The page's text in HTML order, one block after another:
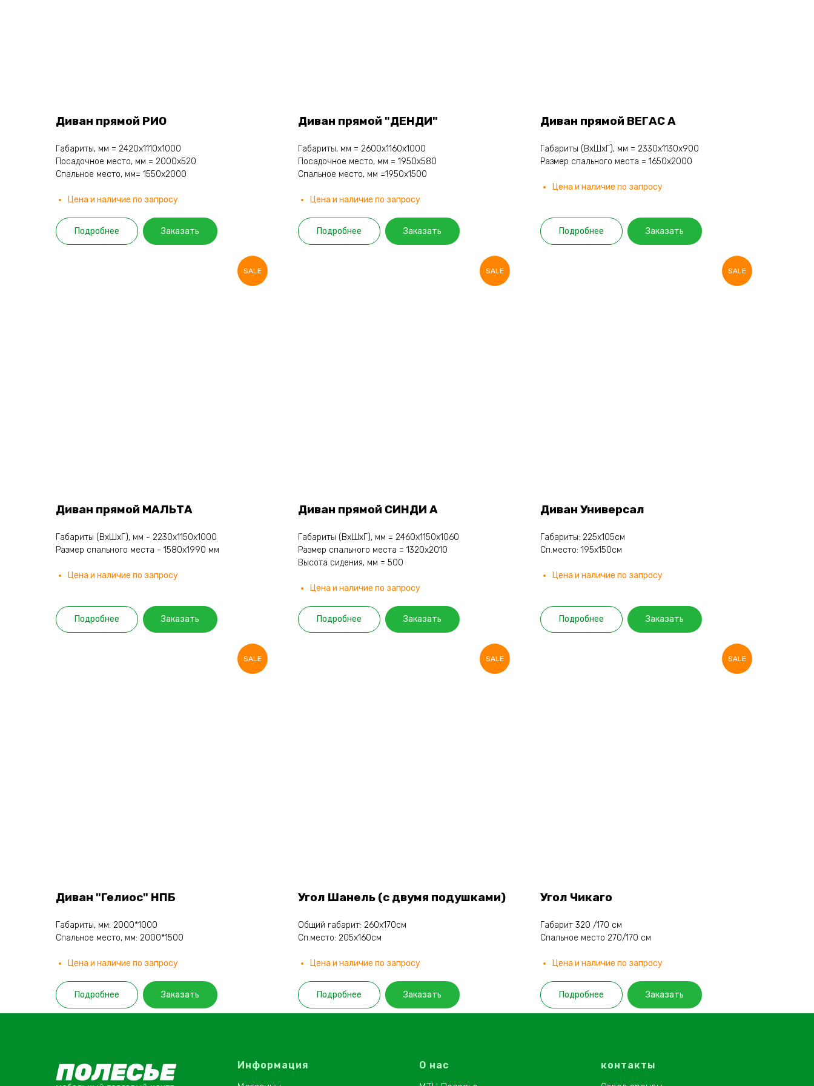
Диван прямой РИО
Габариты, мм = 2420х1110х1000
Посадочное место, мм = 2000х520
Спальное место, мм= 1550х2000
Цена и наличие по запросу
Подробнее Заказать
Диван прямой "ДЕНДИ"
Габариты, мм = 2600х1160х1000
Посадочное место, мм = 1950х580
Спальное место, мм =1950х1500
Цена и наличие по запросу
Подробнее Заказать
Диван прямой ВЕГАС А
Габариты (ВхШхГ), мм = 2330х1130х900
Размер спального места = 1650х2000
Цена и наличие по запросу
Подробнее Заказать
SALE
Диван прямой МАЛЬТА
Габариты (ВхШхГ), мм - 2230х1150х1000
Размер спального места - 1580х1990 мм
Цена и наличие по запросу
Подробнее Заказать
SALE
Диван прямой СИНДИ А
Габариты (ВхШхГ), мм = 2460х1150х1060
Размер спального места = 1320х2010
Высота сидения, мм = 500
Цена и наличие по запросу
Подробнее Заказать
SALE
Диван Универсал
Габариты: 225х105см
Сп.место: 195х150см
Цена и наличие по запросу
Подробнее Заказать
SALE
Диван "Гелиос" НПБ
Габариты, мм: 2000*1000
Спальное место, мм: 2000*1500
Цена и наличие по запросу
Подробнее Заказать
SALE
Угол Шанель (с двумя подушками)
Общий габарит: 260х170см
Сп.место: 205х160см
Цена и наличие по запросу
Подробнее Заказать
SALE
Угол Чикаго
Габарит 320 /170 см
Спальное место 270/170 см
Цена и наличие по запросу
Подробнее Заказать
Информация
О нас
контакты